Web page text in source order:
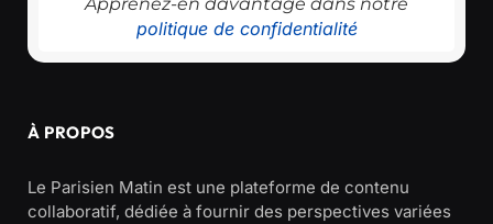
Apprenez-en davantage dans notre
politique de confidentialité
À PROPOS
Le Parisien Matin est une plateforme de contenu
collaboratif, dédiée à fournir des perspectives variées